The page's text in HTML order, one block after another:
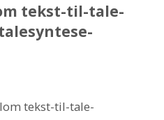
tekst-til-tale-
tekst-til-tale-